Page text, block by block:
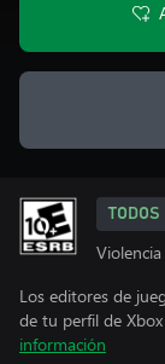
TODOS
Los editores de
de tu perfil de
información